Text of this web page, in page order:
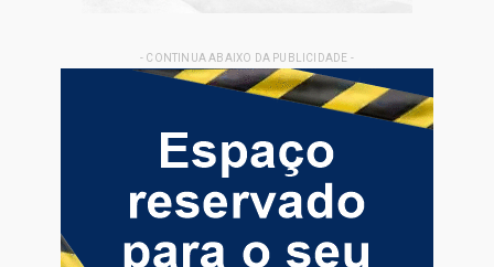
- CONTINUA ABAIXO DA PUBLICIDADE -